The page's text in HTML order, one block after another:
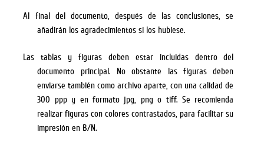
Al final del documento, después de las conclusiones, se
añadirán los agradecimientos si los hubiese.
Las tablas y figuras deben estar incluidas dentro del
documento principal. No obstante las figuras deben
enviarse también como archivo aparte, con una calidad de
300 ppp y en formato jpg, png o tiff. Se recomienda
realizar figuras con colores contrastados, para facilitar su
impresión en B/N.